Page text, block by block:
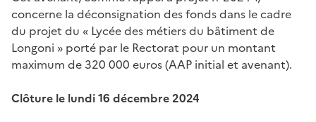
concerne la déconsignation des fonds dans le cadre
du projet du « Lycée des métiers du bâtiment de
Longoni » porté par le Rectorat pour un montant
maximum de 320 000 euros (AAP initial et avenant).
Clôture le lundi 16 décembre 2024